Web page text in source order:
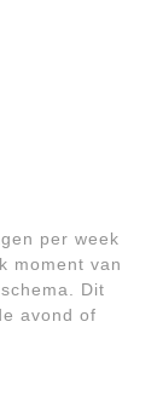
per week
moment van
Dit
avond of